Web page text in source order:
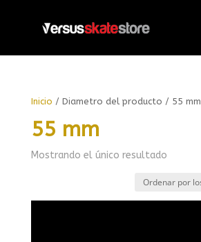
Inicio / Diametro del producto / 55 mm
55 mm
Mostrando el único resultado